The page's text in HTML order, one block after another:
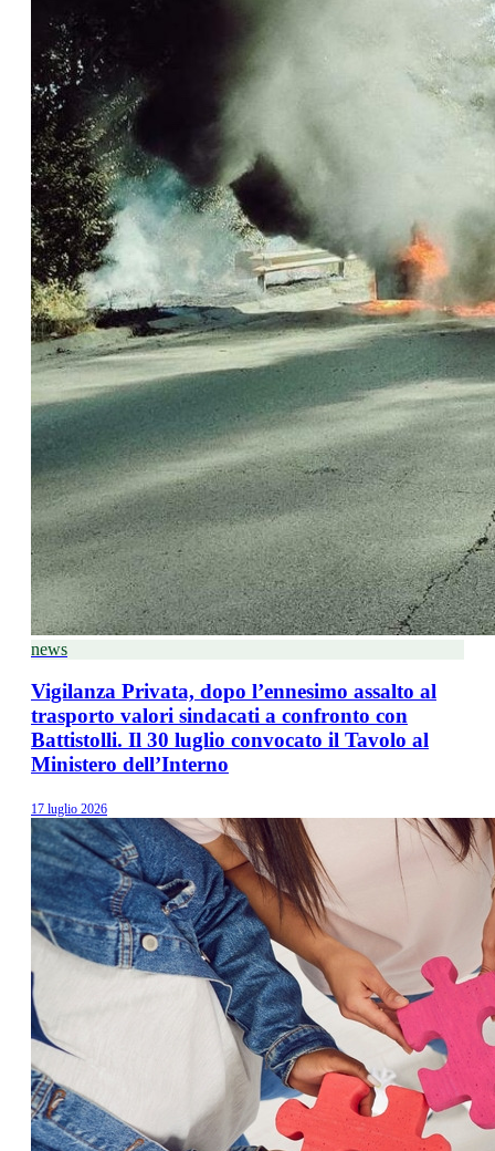
news
Vigilanza Privata, dopo l’ennesimo assalto al
trasporto valori sindacati a confronto con
Battistolli. Il 30 luglio convocato il Tavolo al
Ministero dell’Interno
17 luglio 2026